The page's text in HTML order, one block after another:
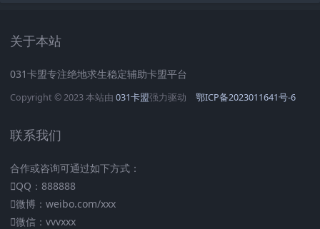
关于本站
031卡盟专注绝地求生稳定辅助卡盟平台
Copyright © 2023 本站由 031卡盟强力驱动 鄂ICP备2023011641号-6
联系我们
合作或咨询可通过如下方式：
QQ：888888
微博：weibo.com/xxx
微信：vvvxxx